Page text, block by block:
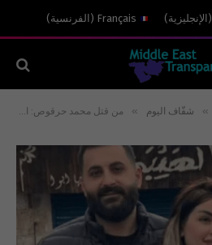
( الإنجليزية)
Français
( الفرنسية)
» شفّاف اليوم » من قتل محمد حرقوص: الجيش اللبناني أم الحزب الإيراني أم “فيفتي فيفتي”؟